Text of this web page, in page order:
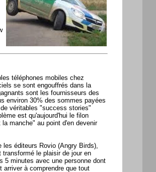
téléphones mobiles chez
se sont engouffrés dans la
sont les fournisseurs des
environ 30% des sommes payées
véritables "success stories"
est qu'aujourd'hui le filon
manche" au point d'en devenir
éditeurs Rovio (Angry Birds),
le plaisir de jour en
5 minutes avec une personne dont
à comprendre que tout